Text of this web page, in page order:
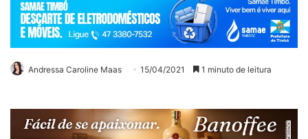
Andressa Caroline Maas 15/04/2021 1 minuto de leitura